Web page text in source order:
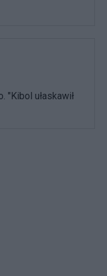
"Kibol ułaskawił